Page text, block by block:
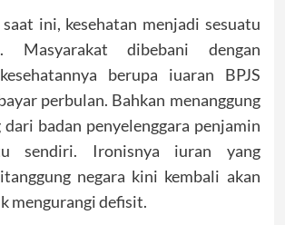
ini, kesehatan menjadi sesuatu
Masyarakat dibebani dengan
berupa iuaran BPJS
perbulan. Bahkan menanggung
dari badan penyelenggara penjamin
sendiri. Ironisnya iuran yang
negara kini kembali akan
mengurangi defisit.